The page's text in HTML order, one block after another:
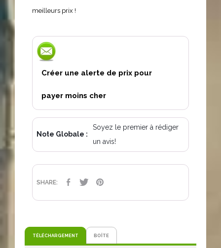
meilleurs prix !
Créer une alerte de prix pour
payer moins cher
Note Globale :
Soyez le premier à rédiger
un avis!
SHARE: PARTAGER
TWEET
TÉLÉCHARGEMENT BOÎTE